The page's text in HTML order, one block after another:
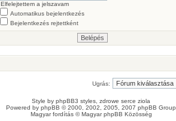
Elfelejtettem a jelszavam
Automatikus bejelentkezés
Bejelentkezés rejtettként
Ugrás:
Style by phpBB3 styles , zdrowe serce ziola
Powered by phpBB © 2000, 2002, 2005, 2007 phpBB Group
Magyar fordítás ©Magyar phpBB Közösség